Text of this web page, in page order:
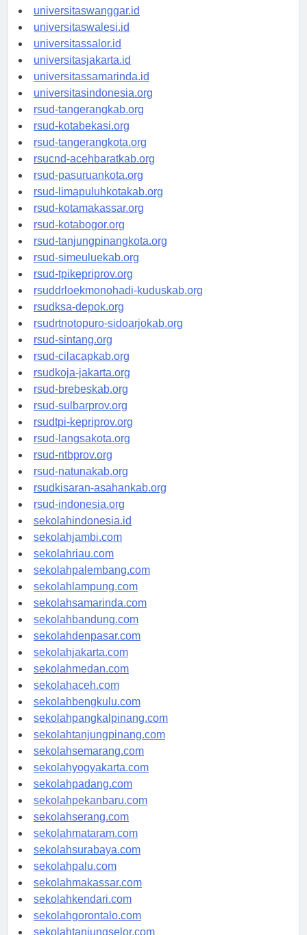
universitassorong.id
universitaswanggar.id
universitaswalesi.id
universitassalor.id
universitasjakarta.id
universitassamarinda.id
universitasindonesia.org
rsud-tangerangkab.org
rsud-kotabekasi.org
rsud-tangerangkota.org
rsucnd-acehbaratkab.org
rsud-pasuruankota.org
rsud-limapuluhkotakab.org
rsud-kotamakassar.org
rsud-kotabogor.org
rsud-tanjungpinangkota.org
rsud-simeuluekab.org
rsud-tpikepriprov.org
rsuddrloekmonohadi-kuduskab.org
rsudksa-depok.org
rsudrtnotopuro-sidoarjokab.org
rsud-sintang.org
rsud-cilacapkab.org
rsudkoja-jakarta.org
rsud-brebeskab.org
rsud-sulbarprov.org
rsudtpi-kepriprov.org
rsud-langsakota.org
rsud-ntbprov.org
rsud-natunakab.org
rsudkisaran-asahankab.org
rsud-indonesia.org
sekolahindonesia.id
sekolahjambi.com
sekolahriau.com
sekolahpalembang.com
sekolahlampung.com
sekolahsamarinda.com
sekolahbandung.com
sekolahdenpasar.com
sekolahjakarta.com
sekolahmedan.com
sekolahaceh.com
sekolahbengkulu.com
sekolahpangkalpinang.com
sekolahtanjungpinang.com
sekolahsemarang.com
sekolahyogyakarta.com
sekolahpadang.com
sekolahpekanbaru.com
sekolahserang.com
sekolahmataram.com
sekolahsurabaya.com
sekolahpalu.com
sekolahmakassar.com
sekolahkendari.com
sekolahgorontalo.com